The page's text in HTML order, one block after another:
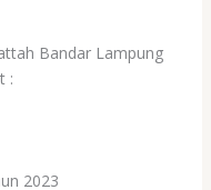
Bandar Lampung
:
2023